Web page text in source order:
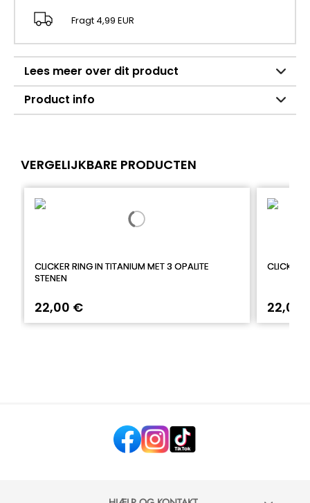
Fragt 4,99 EUR
Lees meer over dit product
Product info
VERGELIJKBARE PRODUCTEN
CLICKER RING IN TITANIUM MET 3 OPALITE
STENEN
22,00 €
CLICKER
22,00